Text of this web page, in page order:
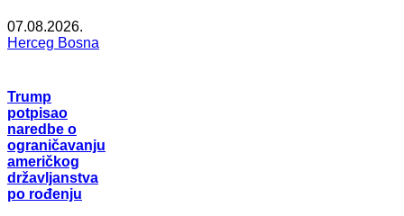
07.08.2026.
Herceg Bosna
Trump
potpisao
naredbe o
ograničavanju
američkog
državljanstva
po rođenju